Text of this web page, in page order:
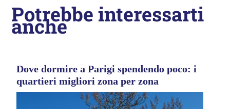
Potrebbe interessarti
anche
Dove dormire a Parigi spendendo poco: i
quartieri migliori zona per zona